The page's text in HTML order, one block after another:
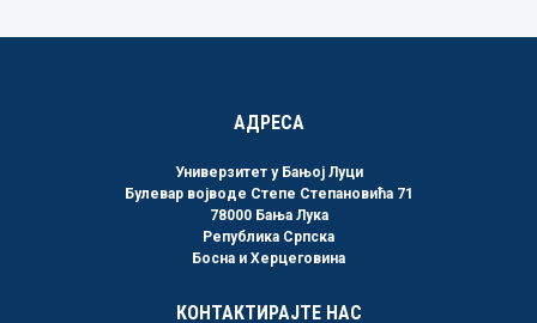
АДРЕСА
Универзитет у Бањој Луци
Булевар војводе Степе Степановића 71
78000 Бања Лука
Република Српска
Босна и Херцеговина
КОНТАКТИРАЈТЕ НАС